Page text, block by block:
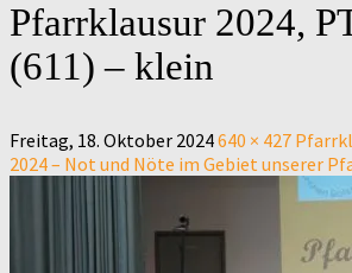
Pfarrklausur 2024,
(611) – klein
Freitag, 18. Oktober 2024640 × 427
2024 – Not und Nöte im Gebiet unserer